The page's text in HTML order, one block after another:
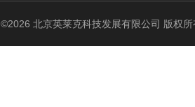
©2026 北京英莱克科技发展有限公司 版